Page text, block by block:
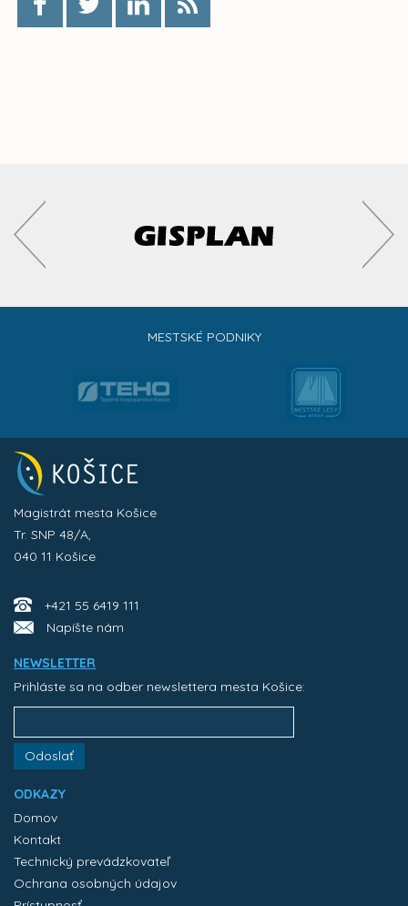
MESTSKÉ PODNIKY
Magistrát mesta Košice
Tr. SNP 48/A,
040 11 Košice
+421 55 6419 111
Napíšte nám
NEWSLETTER
Prihláste sa na odber newslettera mesta Košice:
Odoslať
ODKAZY
Domov
Kontakt
Technický prevádzkovateľ
Ochrana osobných údajov